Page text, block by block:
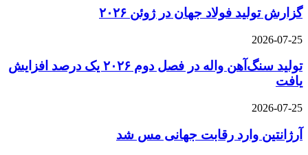
گزارش تولید فولاد جهان در ژوئن ۲۰۲۶
2026-07-25
تولید سنگ‌آهن واله در فصل دوم ۲۰۲۶ یک درصد افزایش
یافت
2026-07-25
آرژانتین وارد رقابت جهانی مس شد